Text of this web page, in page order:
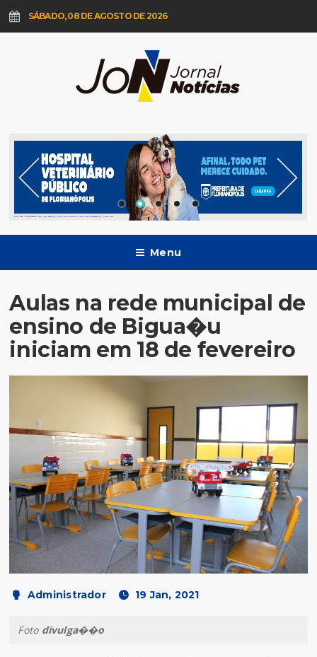
SÁBADO, 08 DE AGOSTO DE 2026
Menu
Aulas na rede municipal de
ensino de Bigua�u
iniciam em 18 de fevereiro
Administrador 19 Jan, 2021
Foto divulga��o